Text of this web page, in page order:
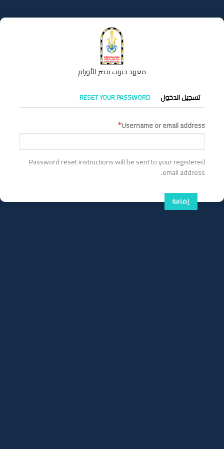
إلى
المحتوى
معهد جنوب مصر للأورام
التبويبات
الأساسية
تسجيل الدخول RESET YOUR PASSWORD
Username or email address
Password reset instructions will be sent to your registered
email address.